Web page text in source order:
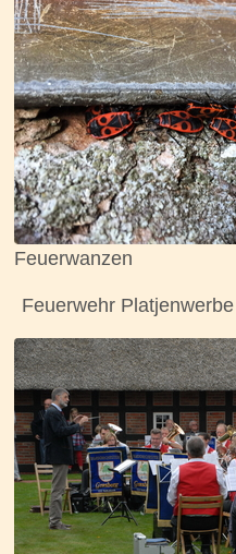
Feuerwanzen
Feuerwehr Platjenwerbe